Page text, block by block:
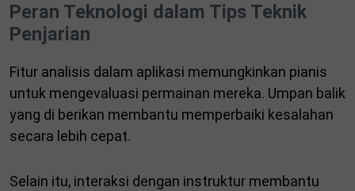
Peran Teknologi dalam Tips Teknik
Penjarian
Fitur analisis dalam aplikasi memungkinkan pianis
untuk mengevaluasi permainan mereka. Umpan balik
yang di berikan membantu memperbaiki kesalahan
secara lebih cepat.
Selain itu, interaksi dengan instruktur membantu